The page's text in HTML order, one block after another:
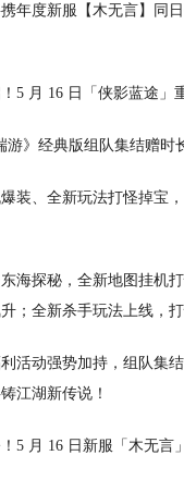
年度新服【木无言】同
！5 月 16 日「侠影蓝途」
装、全新玩法打怪掉宝
海探秘，全新地图挂机
；全新杀手玩法上线，
活动强势加持，组队集
江湖新传说！
！5 月 16 日新服「木无言